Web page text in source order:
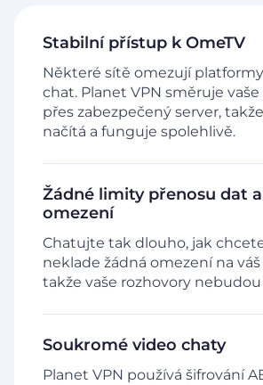
Stabilní přístup k OmeTV
Některé sítě omezují
chat. Planet VPN směruje
přes zabezpečený server,
načítá a funguje spolehlivě.
Žádné limity přenosu dat
omezení
Chatujte tak dlouho, jak
neklade žádná omezení na váš
takže vaše rozhovory
Soukromé video chaty
Planet VPN používá šifrování